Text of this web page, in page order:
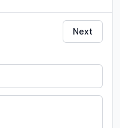
Next